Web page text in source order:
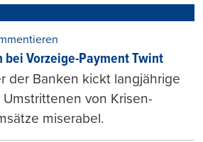
bei Vorzeige-Payment Twint
der Banken kickt langjährige
von Krisen-
miserabel.